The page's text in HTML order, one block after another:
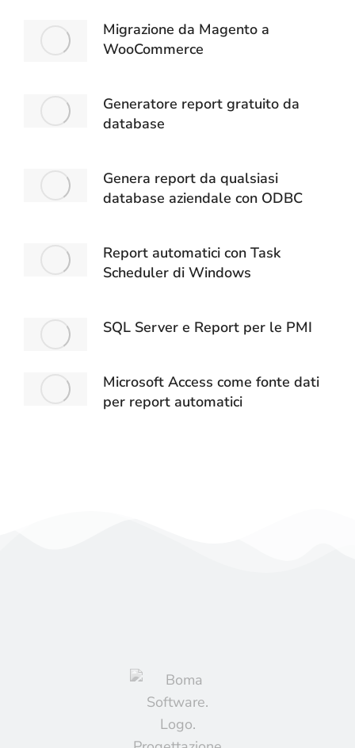
Migrazione da Magento a
WooCommerce
Generatore report gratuito da
database
Genera report da qualsiasi
database aziendale con ODBC
Report automatici con Task
Scheduler di Windows
SQL Server e Report per le PMI
Microsoft Access come fonte dati
per report automatici